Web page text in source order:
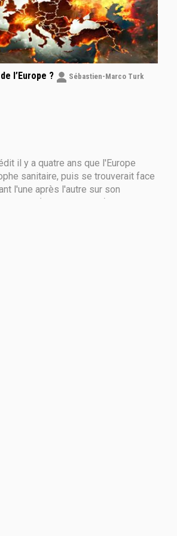
l’Europe ? Sébastien-Marco Turk
il y a quatre ans que l'Europe
sanitaire, puis se trouverait face
l'une après l'autre sur son